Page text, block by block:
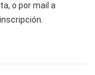
o por mail a